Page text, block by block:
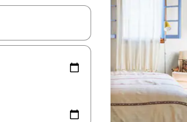
の矢印キーを使って移動するか、画面をタッチ